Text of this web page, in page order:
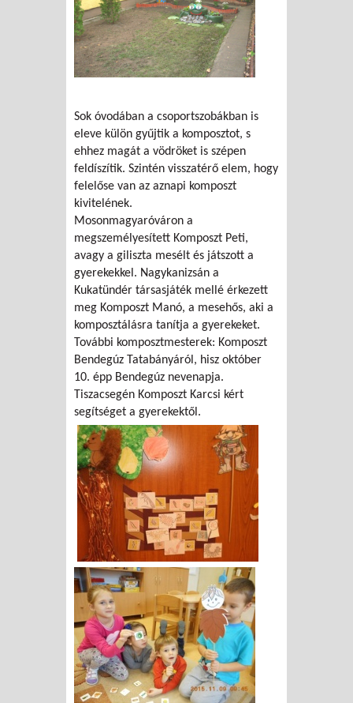
Sok óvodában a csoportszobákban is
eleve külön gyűjtik a komposztot, s
ehhez magát a vödröket is szépen
feldíszítik. Szintén visszatérő elem, hogy
felelőse van az aznapi komposzt
kivitelének.
Mosonmagyaróváron a
megszemélyesített Komposzt Peti,
avagy a giliszta mesélt és játszott a
gyerekekkel. Nagykanizsán a
Kukatündér társasjáték mellé érkezett
meg Komposzt Manó, a mesehős, aki a
komposztálásra tanítja a gyerekeket.
További komposztmesterek: Komposzt
Bendegúz Tatabányáról, hisz október
10. épp Bendegúz nevenapja.
Tiszacsegén Komposzt Karcsi kért
segítséget a gyerekektől.